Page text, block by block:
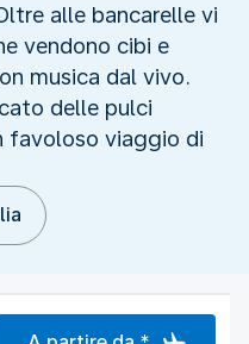
alle bancarelle vi
vendono cibi e
musica dal vivo.
delle pulci
favoloso viaggio di